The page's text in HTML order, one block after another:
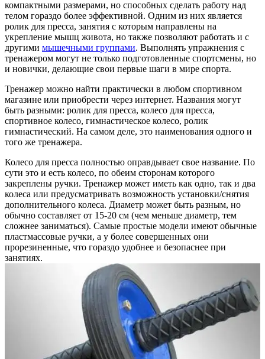
компактными размерами, но способных сделать работу над
телом гораздо более эффективной. Одним из них является
ролик для пресса, занятия с которым направлены на
укрепление мышц живота, но также позволяют работать и с
другими мышечными группами. Выполнять упражнения с
тренажером могут не только подготовленные спортсмены, но
и новички, делающие свои первые шаги в мире спорта.
Тренажер можно найти практически в любом спортивном
магазине или приобрести через интернет. Названия могут
быть разными: ролик для пресса, колесо для пресса,
спортивное колесо, гимнастическое колесо, ролик
гимнастический. На самом деле, это наименования одного и
того же тренажера.
Колесо для пресса полностью оправдывает свое название. По
сути это и есть колесо, по обеим сторонам которого
закреплены ручки. Тренажер может иметь как одно, так и два
колеса или предусматривать возможность установки/снятия
дополнительного колеса. Диаметр может быть разным, но
обычно составляет от 15-20 см (чем меньше диаметр, тем
сложнее заниматься). Самые простые модели имеют обычные
пластмассовые ручки, а у более совершенных они
прорезиненные, что гораздо удобнее и безопаснее при
занятиях.